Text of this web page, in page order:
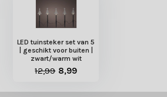
LED tuinsteker set van 5
| geschikt voor buiten |
zwart/warm wit
12,99 8,99